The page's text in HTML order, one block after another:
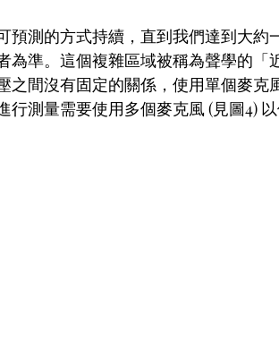
預測的方式持續，直到我們達到大約
為準。這個複雜區域被稱為聲學的「
之間沒有固定的關係，使用單個麥克
行測量需要使用多個麥克風 (見圖4)